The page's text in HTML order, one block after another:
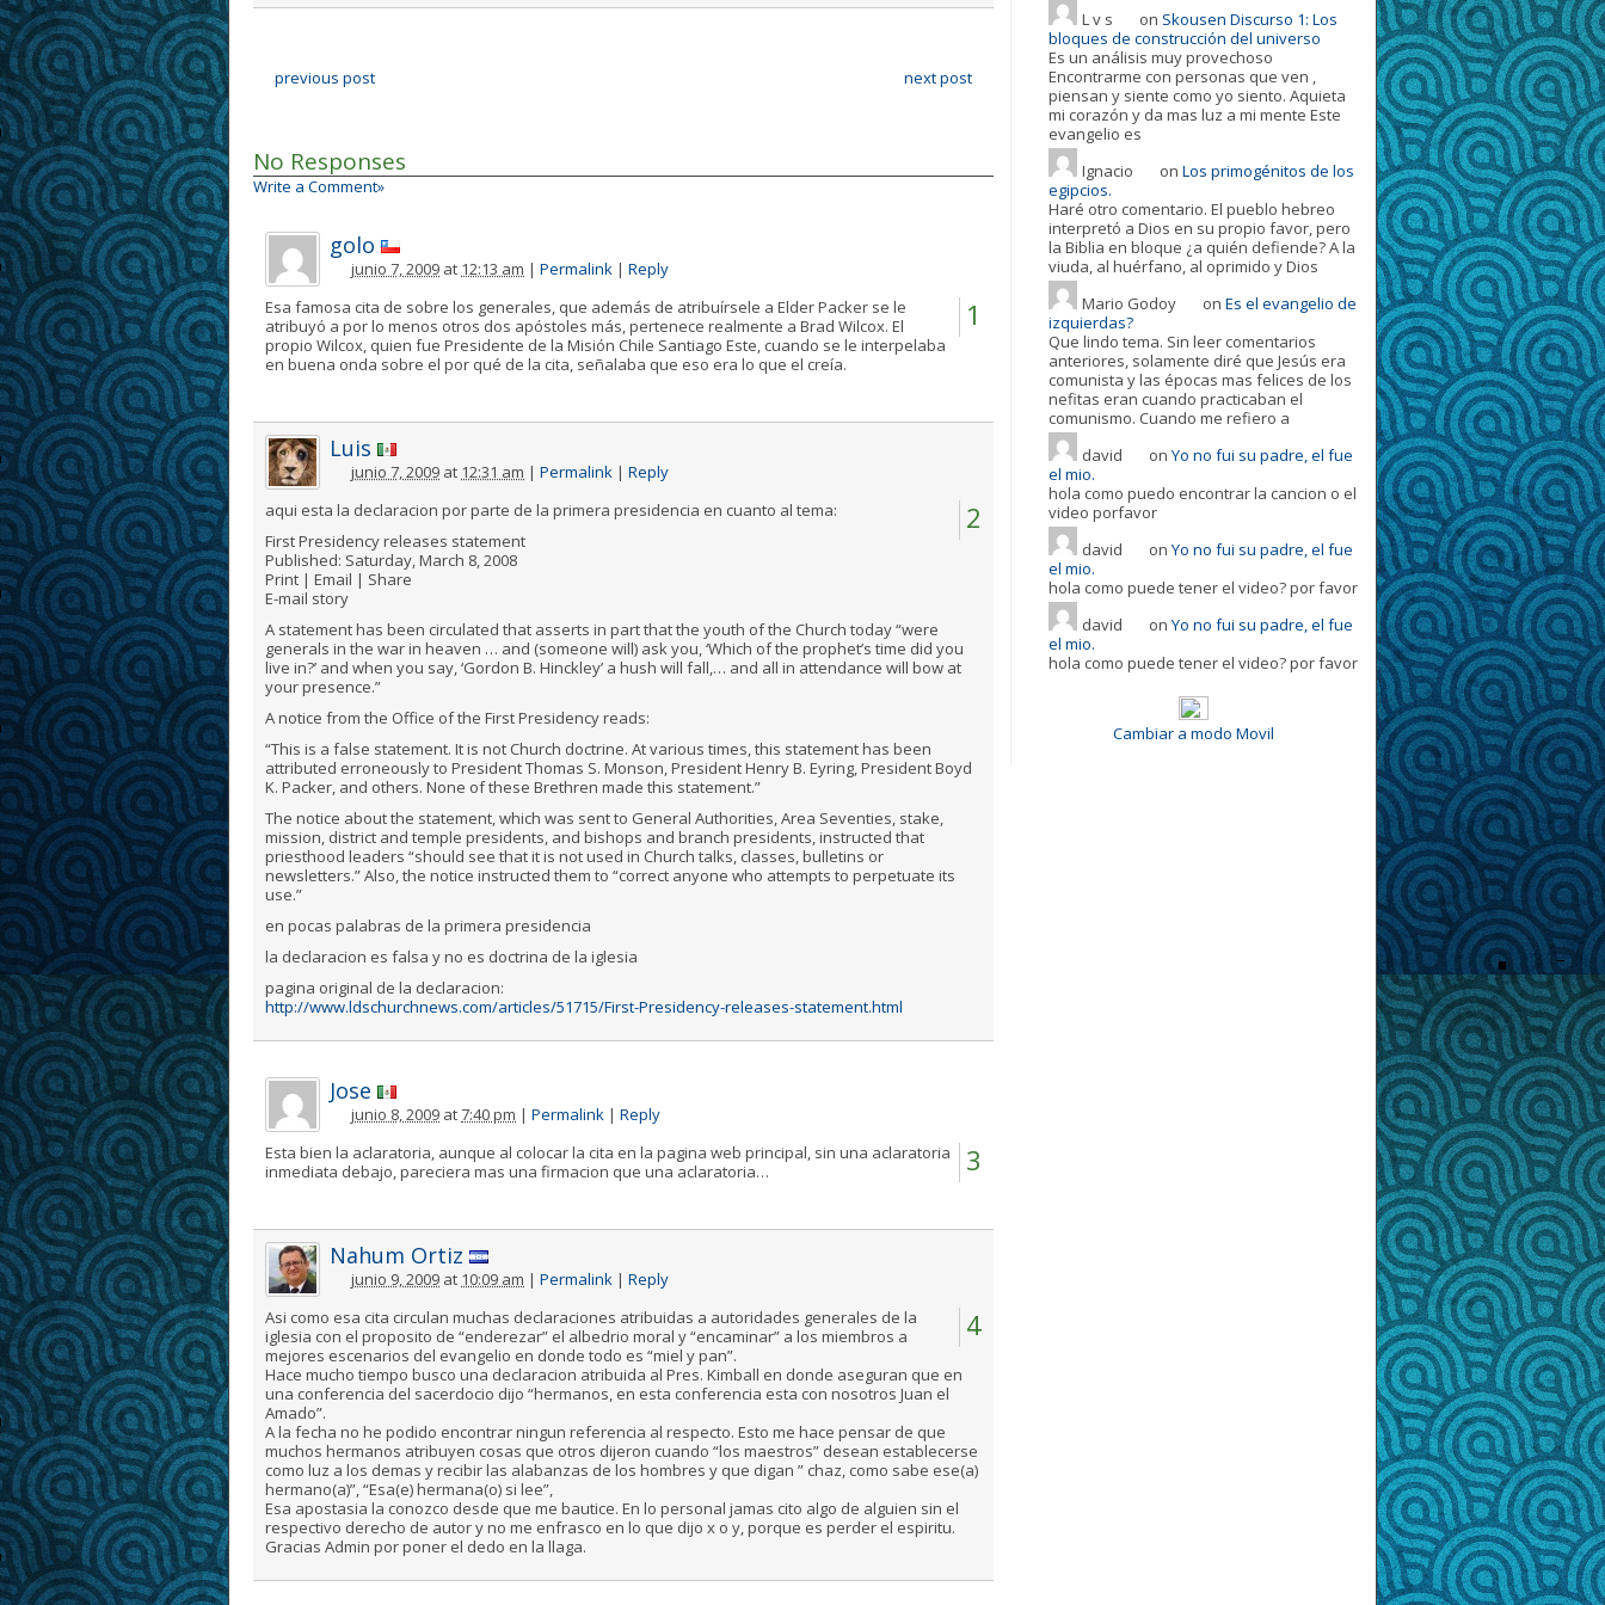
previous post next post
No Responses
Write a Comment»
golo
junio 7, 2009 at 12:13 am | Permalink | Reply
1
Esa famosa cita de sobre los generales, que además de atribuírsele a Elder Packer se le
atribuyó a por lo menos otros dos apóstoles más, pertenece realmente a Brad Wilcox. El
propio Wilcox, quien fue Presidente de la Misión Chile Santiago Este, cuando se le interpelaba
en buena onda sobre el por qué de la cita, señalaba que eso era lo que el creía.
Luis
junio 7, 2009 at 12:31 am | Permalink | Reply
2
aqui esta la declaracion por parte de la primera presidencia en cuanto al tema:
First Presidency releases statement
Published: Saturday, March 8, 2008
Print | Email | Share
E-mail story
A statement has been circulated that asserts in part that the youth of the Church today “were
generals in the war in heaven … and (someone will) ask you, ‘Which of the prophet’s time did you
live in?’ and when you say, ‘Gordon B. Hinckley’ a hush will fall,… and all in attendance will bow at
your presence.”
A notice from the Office of the First Presidency reads:
“This is a false statement. It is not Church doctrine. At various times, this statement has been
attributed erroneously to President Thomas S. Monson, President Henry B. Eyring, President Boyd
K. Packer, and others. None of these Brethren made this statement.”
The notice about the statement, which was sent to General Authorities, Area Seventies, stake,
mission, district and temple presidents, and bishops and branch presidents, instructed that
priesthood leaders “should see that it is not used in Church talks, classes, bulletins or
newsletters.” Also, the notice instructed them to “correct anyone who attempts to perpetuate its
use.”
en pocas palabras de la primera presidencia
la declaracion es falsa y no es doctrina de la iglesia
pagina original de la declaracion:
http://www.ldschurchnews.com/articles/51715/First-Presidency-releases-statement.html
Jose
junio 8, 2009 at7:40 pm | Permalink | Reply
3
Esta bien la aclaratoria, aunque al colocar la cita en la pagina web principal, sin una aclaratoria
inmediata debajo, pareciera mas una firmacion que una aclaratoria…
Nahum Ortiz
junio 9, 2009 at 10:09 am | Permalink | Reply
4
Asi como esa cita circulan muchas declaraciones atribuidas a autoridades generales de la
iglesia con el proposito de “enderezar” el albedrio moral y “encaminar” a los miembros a
mejores escenarios del evangelio en donde todo es “miel y pan”.
Hace mucho tiempo busco una declaracion atribuida al Pres. Kimball en donde aseguran que en
una conferencia del sacerdocio dijo “hermanos, en esta conferencia esta con nosotros Juan el
Amado”.
A la fecha no he podido encontrar ningun referencia al respecto. Esto me hace pensar de que
muchos hermanos atribuyen cosas que otros dijeron cuando “los maestros” desean establecerse
como luz a los demas y recibir las alabanzas de los hombres y que digan ” chaz, como sabe ese(a)
hermano(a)”, “Esa(e) hermana(o) si lee”,
Esa apostasia la conozco desde que me bautice. En lo personal jamas cito algo de alguien sin el
respectivo derecho de autor y no me enfrasco en lo que dijo x o y, porque es perder el espiritu.
Gracias Admin por poner el dedo en la llaga.
L v s on Skousen Discurso 1: Los
bloques de construcción del universo
Es un análisis muy provechoso
Encontrarme con personas que ven ,
piensan y siente como yo siento. Aquieta
mi corazón y da mas luz a mi mente Este
evangelio es
Ignacio
on Los primogénitos de los
egipcios.
Haré otro comentario. El pueblo hebreo
interpretó a Dios en su propio favor, pero
la Biblia en bloque ¿a quién defiende? A la
viuda, al huérfano, al oprimido y Dios
Mario Godoy
on Es el evangelio de
izquierdas?
Que lindo tema. Sin leer comentarios
anteriores, solamente diré que Jesús era
comunista y las épocas mas felices de los
nefitas eran cuando practicaban el
comunismo. Cuando me refiero a
david
on Yo no fui su padre, el fue
el mio.
hola como puedo encontrar la cancion o el
video porfavor
david
on Yo no fui su padre, el fue
el mio.
hola como puede tener el video? por favor
david
on Yo no fui su padre, el fue
el mio.
hola como puede tener el video? por favor
Cambiar a modo Movil